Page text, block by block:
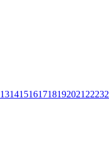
131415161718192021 2223